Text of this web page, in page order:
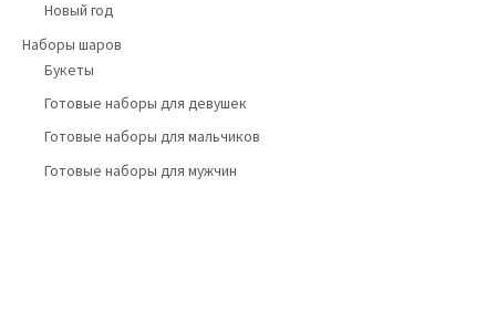
Новый год
Наборы шаров
Букеты
Готовые наборы для девушек
Готовые наборы для мальчиков
Готовые наборы для мужчин